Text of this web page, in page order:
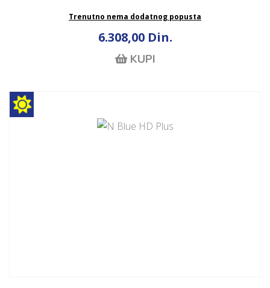
Trenutno nema dodatnog popusta
6.308,00 Din.
KUPI